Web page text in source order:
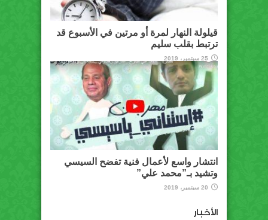
قيلولة النهار لمرة أو مرتين في الأسبوع قد
ترتبط بقلب سليم
25 سبتمبر، 2019
انتشار واسع لأعمال فنية تفضح السيسي
وتشيد بـ”محمد علي”
20 سبتمبر، 2019
الأخبار